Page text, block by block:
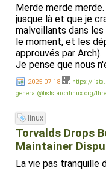
Merde merde
jusque là et que je
malveillants dans
le moment, et les
approuvés par Arch).
Je pense que nous
2025-07-18
https://
general@lists.archlinux.org/
linux
Torvalds Drops
Maintainer
La vie pas tranquille